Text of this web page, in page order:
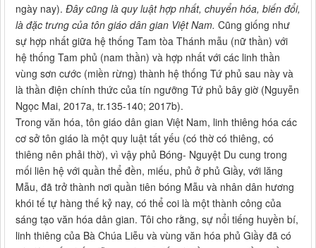
ngày nay). Đây cũng là quy luật hợp nhất, chuyển hóa, biến đổi,
là đặc trưng của tôn giáo dân gian Việt Nam. Cũng giống như
sự hợp nhất giữa hệ thống Tam tòa Thánh mẫu (nữ thần) với
hệ thống Tam phủ (nam thần) và hợp nhất với các linh thần
vùng sơn cước (miền rừng) thành hệ thống Tứ phủ sau này và
là thần điện chính thức của tín ngưỡng Tứ phủ bây giờ (Nguyễn
Ngọc Mai, 2017a, tr.135-140; 2017b).
Trong văn hóa, tôn giáo dân gian Việt Nam, linh thiêng hóa các
cơ sở tôn giáo là một quy luật tất yếu (có thờ có thiêng, có
thiêng nên phải thờ), vì vậy phủ Bóng- Nguyệt Du cung trong
mối liên hệ với quần thể đền, miếu, phủ ở phủ Giầy, với lăng
Mẫu, đã trở thành nơi quần tiên bóng Mẫu và nhân dân hương
khói tế tự hàng thế kỷ nay, có thể coi là một thành công của
sáng tạo văn hóa dân gian. Tôi cho rằng, sự nổi tiếng huyền bí,
linh thiêng của Bà Chúa Liễu và vùng văn hóa phủ Giầy đã có